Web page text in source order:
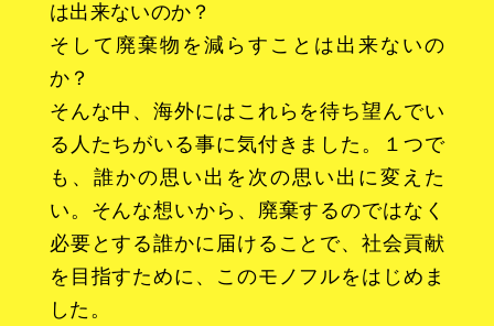
は出来ないのか？
そして廃棄物を減らすことは出来ないの
か？
そんな中、海外にはこれらを待ち望んでい
る人たちがいる事に気付きました。１つで
も、誰かの思い出を次の思い出に変えた
い。そんな想いから、廃棄するのではなく
必要とする誰かに届けることで、社会貢献
を目指すために、このモノフルをはじめま
した。